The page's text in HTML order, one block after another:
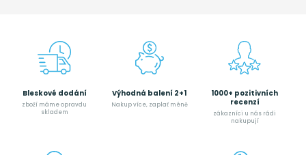
Bleskové dodání
zboží máme opravdu
skladem
Výhodná balení 2+1
Nakup více, zaplať méně
1000+ pozitivních
recenzí
zákazníci u nás rádi
nakupují